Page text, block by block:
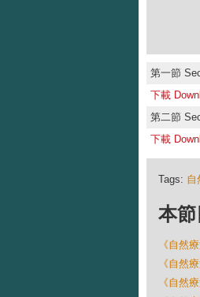
第一節
下載
第二節
下載
Tags: 自
本
《自然
《自然
《自然